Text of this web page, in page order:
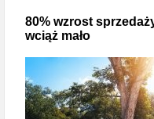
80% wzrost
wciąż mało